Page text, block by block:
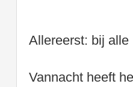
Allereerst: bij
Vannacht heeft